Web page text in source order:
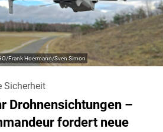
Frank Hoermann/Sven Simon
Sicherheit
Drohnensichtungen –
fordert neue